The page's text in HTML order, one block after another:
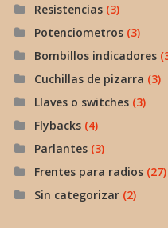
Resistencias (3)
Potenciometros (3)
Bombillos indicadores
Cuchillas de pizarra (3)
Llaves o switches (3)
Flybacks (4)
Parlantes (3)
Frentes para radios (27)
Sin categorizar (2)